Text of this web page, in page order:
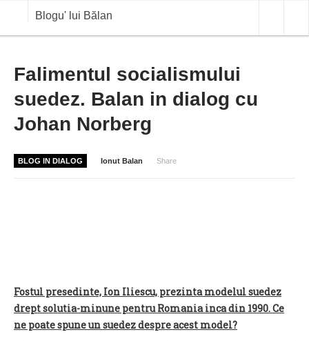
Blogu' lui Bălan
OPINII
ANALIZE
BLOG IN DIALOG
Falimentul socialismului
suedez. Balan in dialog cu
Johan Norberg
BLOG IN DIALOG Ionut Balan Share
Fostul presedinte, Ion Iliescu, prezinta modelul suedez
drept solutia-minune pentru Romania inca din 1990. Ce
ne poate spune un suedez despre acest model?